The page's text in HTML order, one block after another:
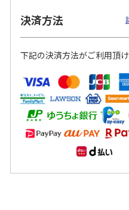
決済方法
下記の決済方法がご利用頂け